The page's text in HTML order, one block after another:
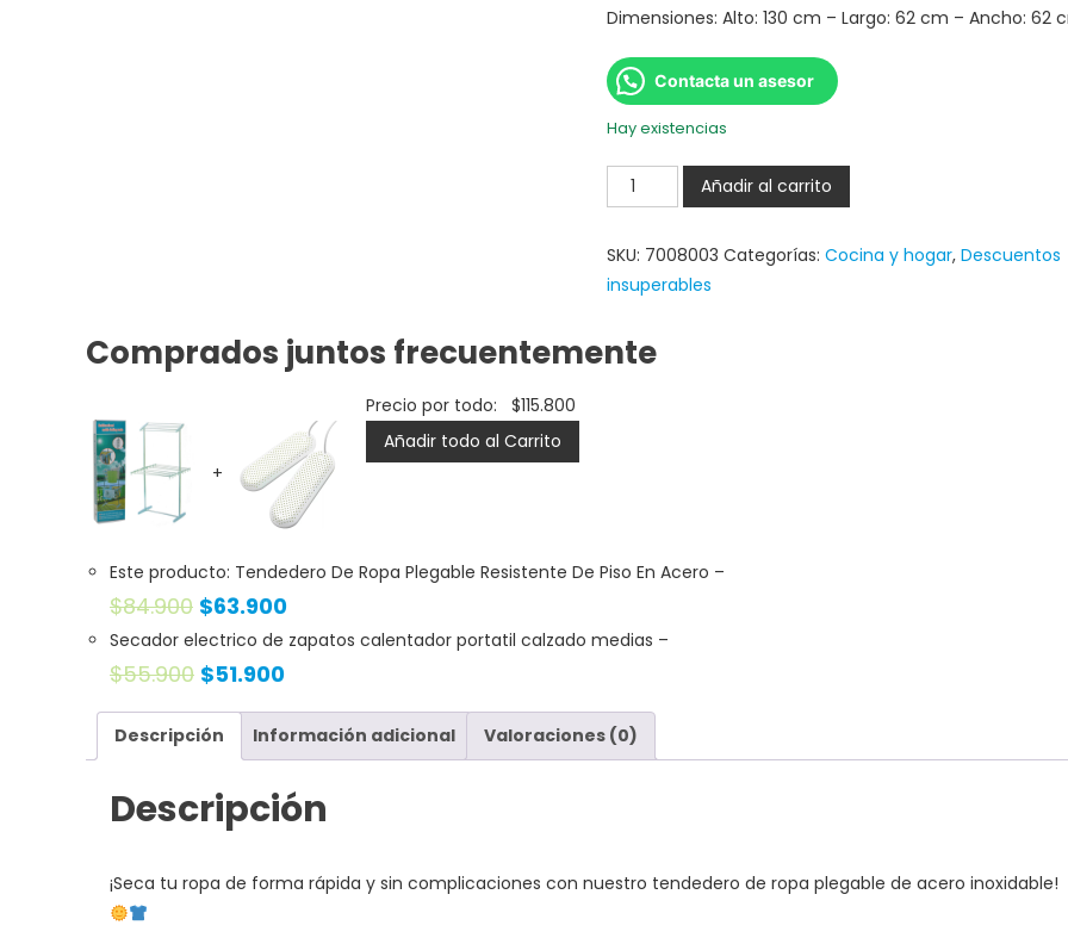
Dimensiones: Alto: 130 cm – Largo: 62 cm – Ancho: 62
Contacta un asesor
Hay existencias
Añadir al carrito
SKU: 7008003 Categorías: Cocina y hogar, Descuentos
insuperables
Comprados juntos frecuentemente
+
Precio por todo: $115.800
Añadir todo al Carrito
Este producto: Tendedero De Ropa Plegable Resistente De Piso En Acero –
$84.900 $63.900
Secador electrico de zapatos calentador portatil calzado medias –
$55.900 $51.900
Descripción Información adicional Valoraciones (0)
Descripción
¡Seca tu ropa de forma rápida y sin complicaciones con nuestro tendedero de ropa plegable de acero inoxidable!